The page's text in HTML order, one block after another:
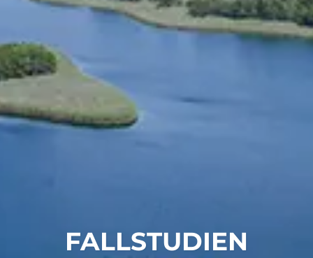
Germany
Hebrew
China
Based on your current location, we recommend
North America
FALLSTUDIEN